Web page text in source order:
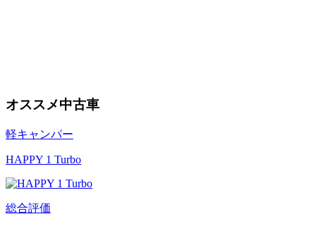
オススメ中古車
軽キャンパー
HAPPY 1 Turbo
総合評価